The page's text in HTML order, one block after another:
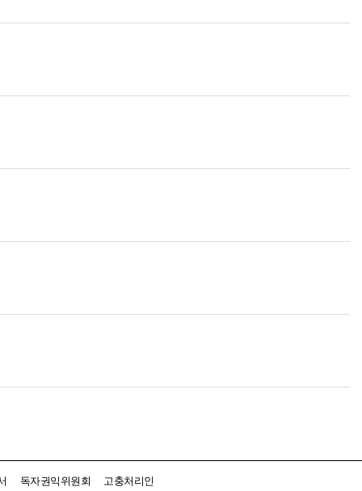
독자권익위원회 고충처리인